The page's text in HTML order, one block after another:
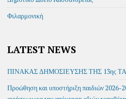
Φιλαρμονική
LATEST NEWS
ΠΙΝΑΚΑΣ ΔΗΜΟΣΙΕΥΣΗΣ ΤΗΣ 13ης
Προώθηση και υποστήριξη παιδιών 2026-